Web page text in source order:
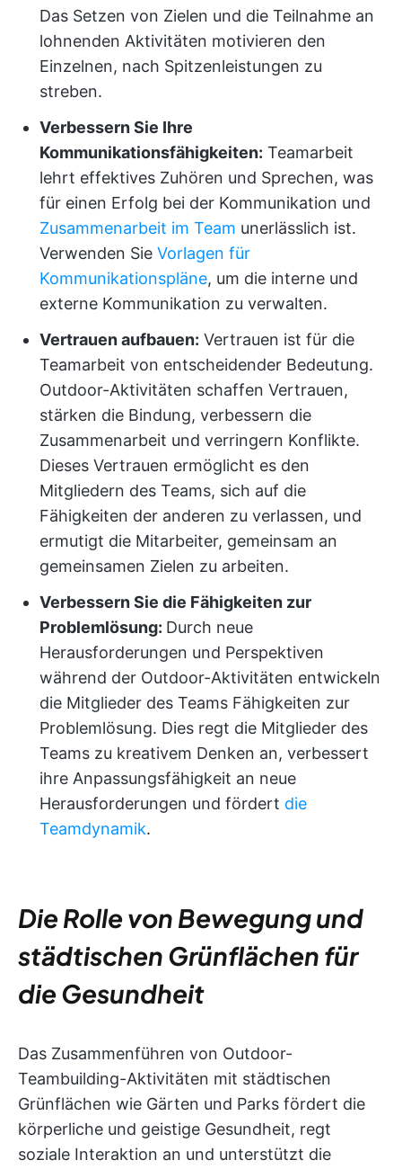
Das Setzen von Zielen und die Teilnahme an
lohnenden Aktivitäten motivieren den
Einzelnen, nach Spitzenleistungen zu
streben.
Verbessern Sie Ihre
Kommunikationsfähigkeiten: Teamarbeit
lehrt effektives Zuhören und Sprechen, was
für einen Erfolg bei der Kommunikation und
Zusammenarbeit im Team unerlässlich ist.
Verwenden Sie Vorlagen für
Kommunikationspläne, um die interne und
externe Kommunikation zu verwalten.
Vertrauen aufbauen: Vertrauen ist für die
Teamarbeit von entscheidender Bedeutung.
Outdoor-Aktivitäten schaffen Vertrauen,
stärken die Bindung, verbessern die
Zusammenarbeit und verringern Konflikte.
Dieses Vertrauen ermöglicht es den
Mitgliedern des Teams, sich auf die
Fähigkeiten der anderen zu verlassen, und
ermutigt die Mitarbeiter, gemeinsam an
gemeinsamen Zielen zu arbeiten.
Verbessern Sie die Fähigkeiten zur
Problemlösung: Durch neue
Herausforderungen und Perspektiven
während der Outdoor-Aktivitäten entwickeln
die Mitglieder des Teams Fähigkeiten zur
Problemlösung. Dies regt die Mitglieder des
Teams zu kreativem Denken an, verbessert
ihre Anpassungsfähigkeit an neue
Herausforderungen und fördert die
Teamdynamik.
Die Rolle von Bewegung und
städtischen Grünflächen für
die Gesundheit
Das Zusammenführen von Outdoor-
Teambuilding-Aktivitäten mit städtischen
Grünflächen wie Gärten und Parks fördert die
körperliche und geistige Gesundheit, regt
soziale Interaktion an und unterstützt die